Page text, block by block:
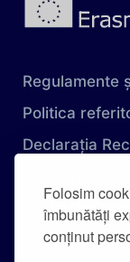
Folosim
îmbunătăți
conținut
Regulamente
Politica
Declarația
Carta
Combaterea